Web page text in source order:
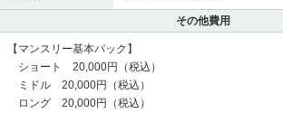
その他費用
【マンスリー基本パック】
ショート 20,000円（税込）
ミドル 20,000円（税込）
ロング 20,000円（税込）